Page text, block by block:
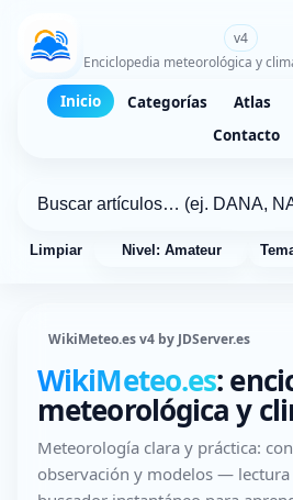
v4
Enciclopedia meteorológica y
Inicio Categorías Atlas
Contacto
Limpiar Nivel: Amateur
WikiMeteo.es v4 by JDServer.es
WikiMeteo.es:
meteorológica y
Meteorología clara y práctica:
observación y modelos —